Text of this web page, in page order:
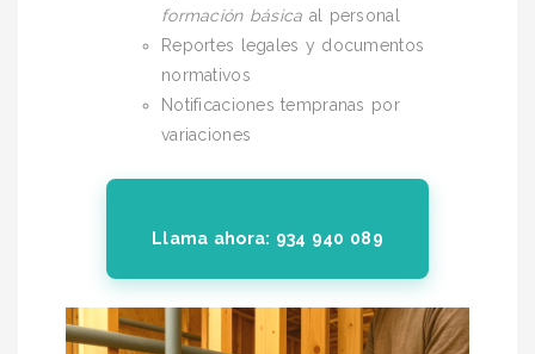
formación básica al personal
Reportes legales y documentos
normativos
Notificaciones tempranas por
variaciones
Llama ahora: 934 940 089